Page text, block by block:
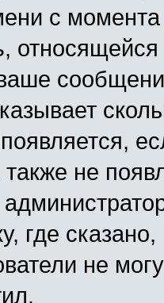
с
,
не
где
не